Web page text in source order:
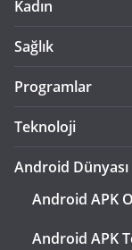
Kadın
Sağlık
Programlar
Teknoloji
Android Dünyası
Android APK
Android APK